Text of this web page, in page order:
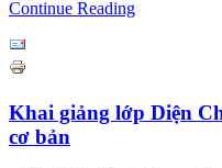
Continue Reading
Khai giảng lớp Diện
cơ bản